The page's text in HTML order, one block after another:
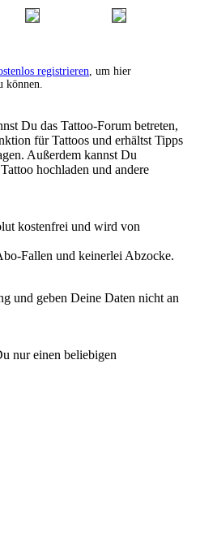
registrieren , um hier
können.
Du das Tattoo-Forum betreten,
für Tattoos und erhältst Tipps
Außerdem kannst Du
hochladen und andere
kostenfrei und wird von
Fallen und keinerlei Abzocke.
und geben Deine Daten nicht an
nur einen beliebigen